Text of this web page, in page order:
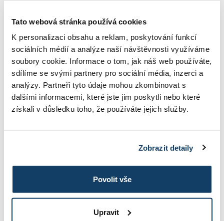
Tato webová stránka používá cookies
K personalizaci obsahu a reklam, poskytování funkcí
sociálních médií a analýze naší návštěvnosti využíváme
soubory cookie. Informace o tom, jak náš web používáte,
sdílíme se svými partnery pro sociální média, inzerci a
analýzy. Partneři tyto údaje mohou zkombinovat s
dalšími informacemi, které jste jim poskytli nebo které
získali v důsledku toho, že používáte jejich služby.
Zobrazit detaily
Povolit vše
Upravit
Legislatívna opora v oblasti
zdravotníctva a grantového
riadenia
Sylabus
Legislatívna opora poskytovania zdravotných
služieb a dobrá znalosť procesov grantových
všetkých poskytovateľov zdravotných a
sociálnych služieb. Ide o kľúčovú zručnosť, ktorá
umožňuje dobrú orientáciu a umenie reakcie na
poskytnú poslucháčovi zoznámenie sa s
legislatívnou oporou pri poskytovaní zdravotnej